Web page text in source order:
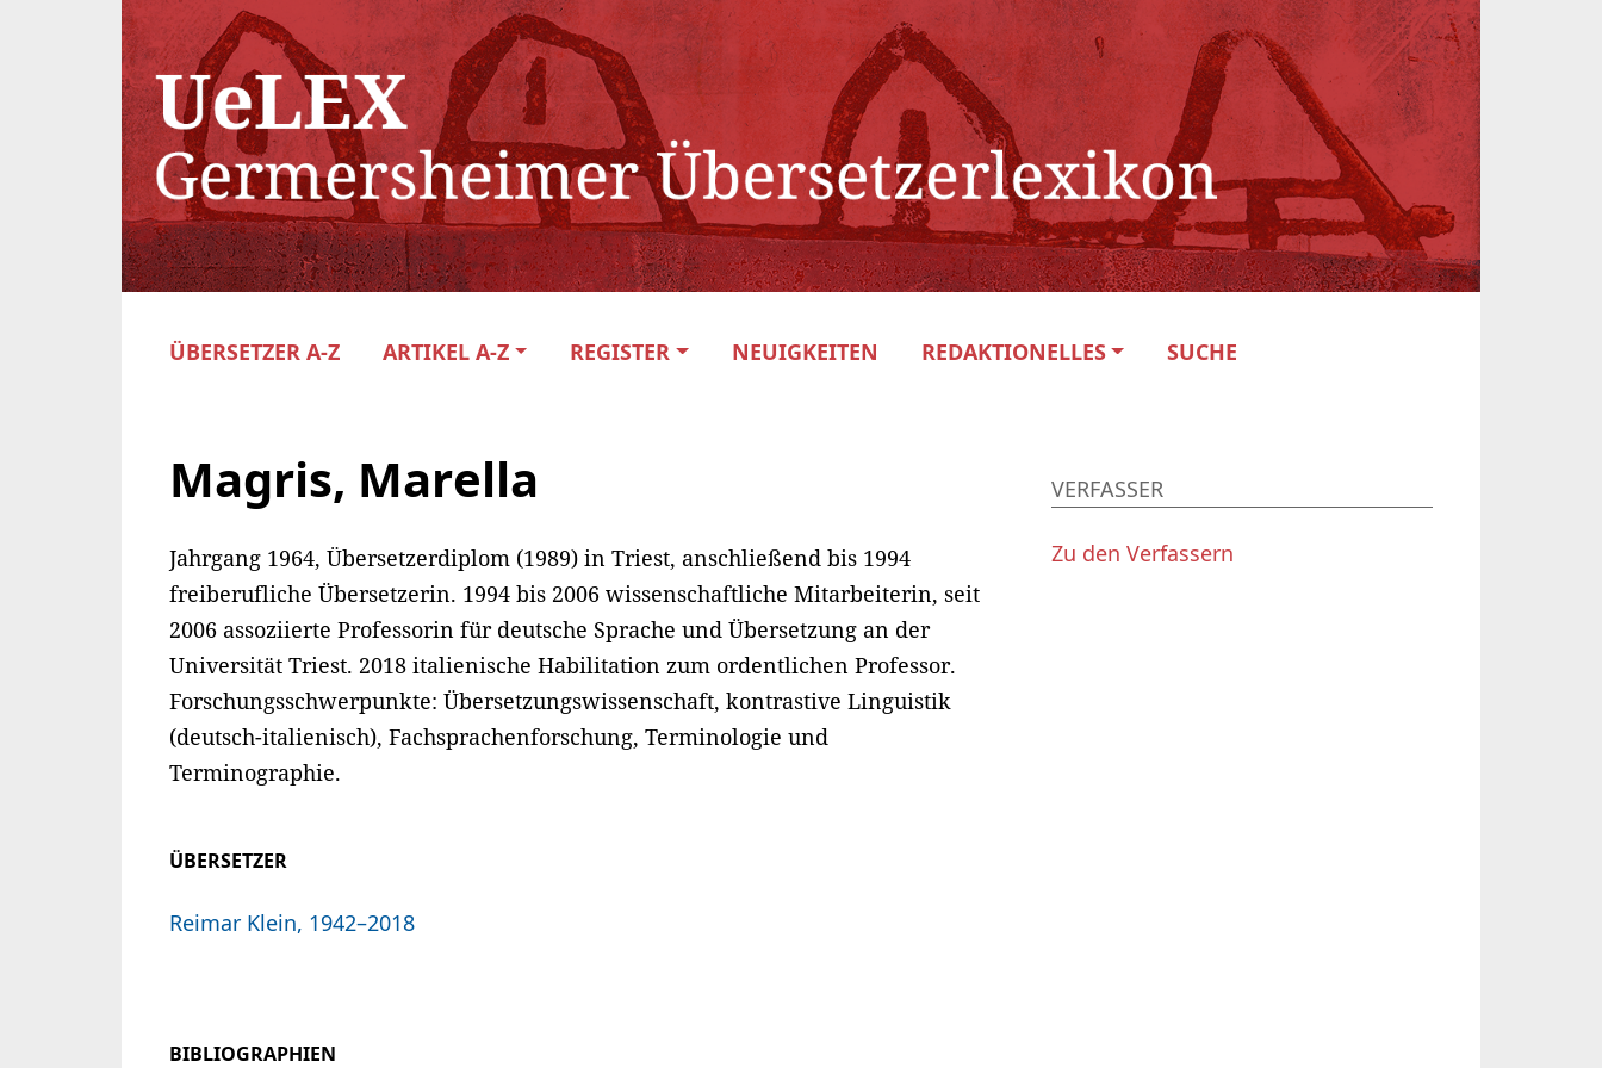
ÜBERSETZER A-Z ARTIKEL A-Z REGISTER NEUIGKEITEN REDAKTIONELLES SUCHE
Magris, Marella
Jahrgang 1964, Übersetzerdiplom (1989) in Triest, anschließend bis 1994
freiberufliche Übersetzerin. 1994 bis 2006 wissenschaftliche Mitarbeiterin, seit
2006 assoziierte Professorin für deutsche Sprache und Übersetzung an der
Universität Triest. 2018 italienische Habilitation zum ordentlichen Professor.
Forschungsschwerpunkte: Übersetzungswissenschaft, kontrastive Linguistik
(deutsch-italienisch), Fachsprachenforschung, Terminologie und
Terminographie.
ÜBERSETZER
Reimar Klein, 1942–2018
BIBLIOGRAPHIEN
VERFASSER
Zu den Verfassern